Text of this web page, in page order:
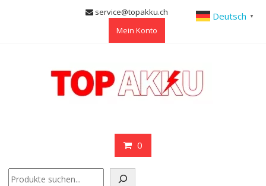
service@topakku.ch
Mein Konto
0
Deutsch ▼